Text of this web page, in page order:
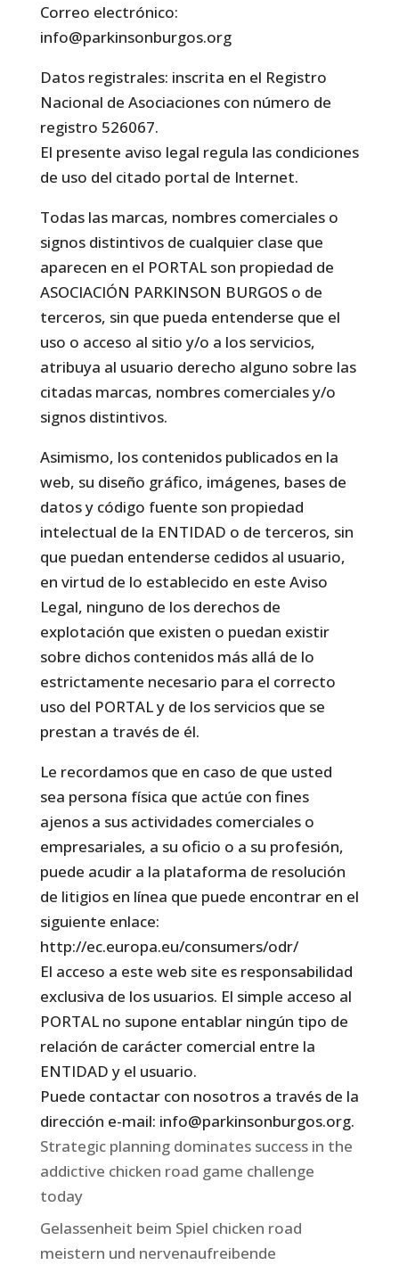
Correo electrónico:
info@parkinsonburgos.org
Datos registrales: inscrita en el Registro
Nacional de Asociaciones con número de
registro 526067.
El presente aviso legal regula las condiciones
de uso del citado portal de Internet.
Todas las marcas, nombres comerciales o
signos distintivos de cualquier clase que
aparecen en el PORTAL son propiedad de
ASOCIACIÓN PARKINSON BURGOS o de
terceros, sin que pueda entenderse que el
uso o acceso al sitio y/o a los servicios,
atribuya al usuario derecho alguno sobre las
citadas marcas, nombres comerciales y/o
signos distintivos.
Asimismo, los contenidos publicados en la
web, su diseño gráfico, imágenes, bases de
datos y código fuente son propiedad
intelectual de la ENTIDAD o de terceros, sin
que puedan entenderse cedidos al usuario,
en virtud de lo establecido en este Aviso
Legal, ninguno de los derechos de
explotación que existen o puedan existir
sobre dichos contenidos más allá de lo
estrictamente necesario para el correcto
uso del PORTAL y de los servicios que se
prestan a través de él.
Le recordamos que en caso de que usted
sea persona física que actúe con fines
ajenos a sus actividades comerciales o
empresariales, a su oficio o a su profesión,
puede acudir a la plataforma de resolución
de litigios en línea que puede encontrar en el
siguiente enlace:
http://ec.europa.eu/consumers/odr/
El acceso a este web site es responsabilidad
exclusiva de los usuarios. El simple acceso al
PORTAL no supone entablar ningún tipo de
relación de carácter comercial entre la
ENTIDAD y el usuario.
Puede contactar con nosotros a través de la
dirección e-mail: info@parkinsonburgos.org.
Strategic planning dominates success in the
addictive chicken road game challenge
today
Gelassenheit beim Spiel chicken road
meistern und nervenaufreibende